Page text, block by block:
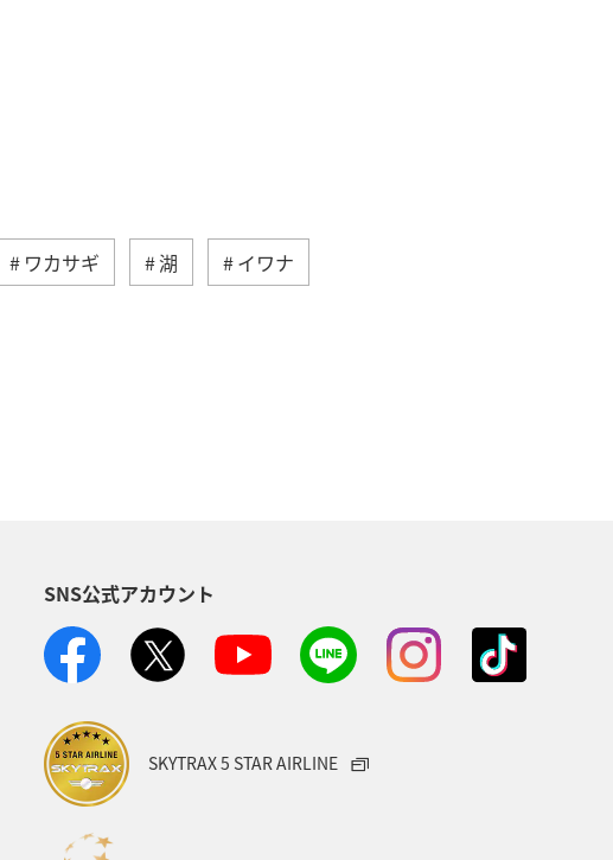
ワカサギ 湖 イワナ
SNS公式アカウント
SKYTRAX 5 STAR AIRLINE